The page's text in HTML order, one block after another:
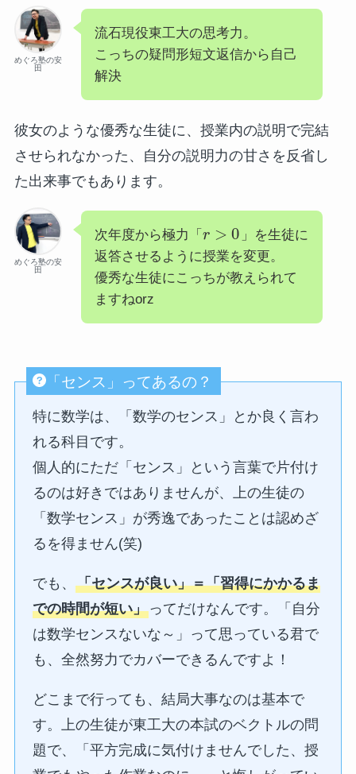
めぐろ塾の安
田
流石現役東工大の思考力。
こっちの疑問形短文返信から自己
解決
彼女のような優秀な生徒に、授業内の説明で完結
させられなかった、自分の説明力の甘さを反省し
た出来事でもあります。
めぐろ塾の安
田
次年度から極力「 r > 0 」を生徒に
返答させるように授業を変更。
優秀な生徒にこっちが教えられて
ますねorz
「センス」ってあるの？
特に数学は、「数学のセンス」とか良く言わ
れる科目です。
個人的にただ「センス」という言葉で片付け
るのは好きではありませんが、上の生徒の
「数学センス」が秀逸であったことは認めざ
るを得ません(笑)
でも、「センスが良い」＝「習得にかかるま
での時間が短い」ってだけなんです。「自分
は数学センスないな～」って思っている君で
も、全然努力でカバーできるんですよ！
どこまで行っても、結局大事なのは基本で
す。上の生徒が東工大の本試のベクトルの問
題で、「平方完成に気付けませんでした、授